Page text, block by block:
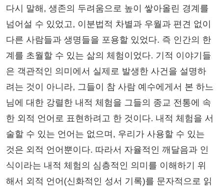
다시 말해, 생존의 두려움으로 높이 쌓아올린 경계를
넘어설 수 있었고, 이분법적 차별과 우월과 편견 없이
다른 사람들과 생명들을 포용할 있었다. 즉 인간의 한
계를 초월할 수 있는 삶의 체험이었다. 기적 이야기들
은 객관적인 의미에서 실제로 발생한 사건을 설명하
려는 것이 아니라, 그들이 참 사람 예수에게서 본 하느
님에 대한 강렬한 내적 체험을 그들의 종교 전통에 속
한 외적 언어로 표현하려고 한 것이다. 내적 체험을 서
술할 수 있는 언어는 없으며, 우리가 사용할 수 있는
것은 외적 언어뿐이다. 따라서 자율적인 깨달음과 인
식이라는 내적 체험의 심층적인 의미를 이해하기 위
해서 외적 언어(신화적인 성서 기록)를 문자적으로 읽